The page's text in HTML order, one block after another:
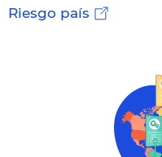
Riesgo país